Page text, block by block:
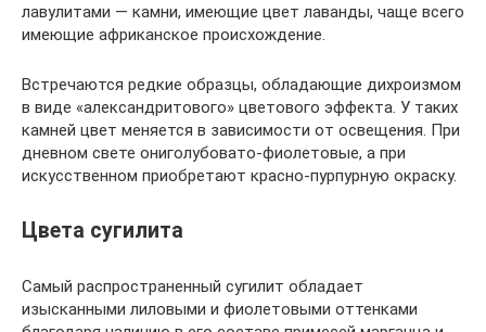
лавулитами — камни, имеющие цвет лаванды, чаще всего
имеющие африканское происхождение.
Встречаются редкие образцы, обладающие дихроизмом
в виде «александритового» цветового эффекта. У таких
камней цвет меняется в зависимости от освещения. При
дневном свете ониголубовато-фиолетовые, а при
искусственном приобретают красно-пурпурную окраску.
Цвета сугилита
Самый распространенный сугилит обладает
изысканными лиловыми и фиолетовыми оттенками